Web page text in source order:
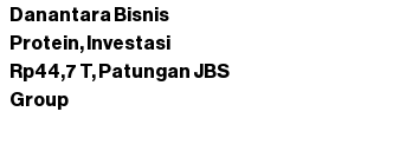
Danantara Bisnis
Protein, Investasi
Rp44,7 T, Patungan JBS
Group